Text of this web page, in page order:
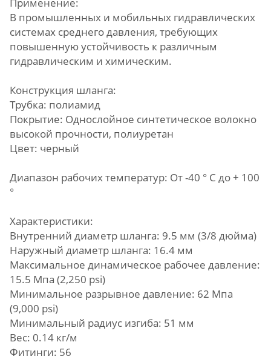
В промышленных и мобильных гидравлических
системах среднего давления, требующих
повышенную устойчивость к различным
гидравлическим и химическим.
Конструкция шланга:
Трубка: полиамид
Покрытие: Однослойное синтетическое волокно
высокой прочности, полиуретан
Цвет: черный
Диапазон рабочих температур: От -40 ° C до + 100
°
Характеристики:
Внутренний диаметр шланга: 9.5 мм (3/8 дюйма)
Наружный диаметр шланга: 16.4 мм
Максимальное динамическое рабочее давление:
15.5 Мпа (2,250 psi)
Минимальное разрывное давление: 62 Мпа
(9,000 psi)
Минимальный радиус изгиба: 51 мм
Вес: 0.14 кг/м
Фитинги: 56